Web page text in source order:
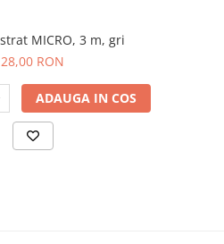
MICRO, 3 m, gri
28,00 RON
ADAUGA IN COS